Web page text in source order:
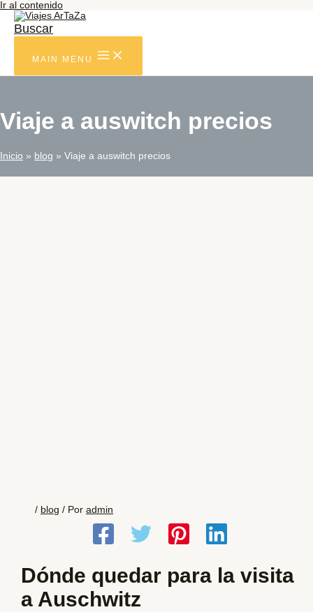
Ir al contenido
Buscar
MAIN MENU
Viaje a auswitch precios
Inicio blog Viaje a auswitch precios
/ blog / Por admin
Dónde quedar para la visita
a Auschwitz